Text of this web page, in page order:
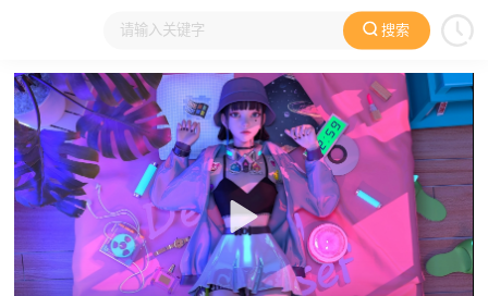
搜索
大家在看 日本动漫 国产动漫 欧美动漫 动漫电影